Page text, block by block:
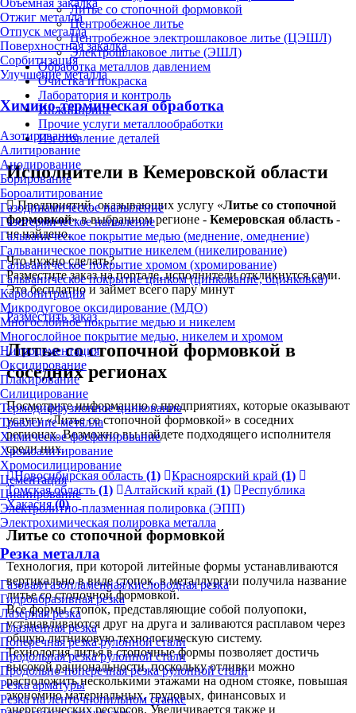
Отжиг металла
Отпуск металла
Поверхностная закалка
Сорбитизация
Улучшение металла
Химико-термическая обработка
Азотирование
Алитирование
Анодирование
Борирование
Бороалитирование
Газодинамическое напыление
Газотермическое напыление
Гальваническое покрытие медью (меднение, омеднение)
Гальваническое покрытие никелем (никелирование)
Гальваническое покрытие хромом (хромирование)
Гальваническое покрытие цинком (цинкование, оцинковка)
Карбонитрация
Микродуговое оксидирование (МДО)
Многослойное покрытие медью и никелем
Многослойное покрытие медью, никелем и хромом
Нитроцементация
Оксидирование
Плакирование
Силицирование
Термодиффузионное цинкование
Травление металла
Химическое фосфатирование
Хромоалитирование
Хромосилицирование
Цементация
Цианирование
Электролитно-плазменная полировка (ЭПП)
Электрохимическая полировка металла
Резка металла
Газовая/газопламенная/кислородная резка
Гидроабразивная резка
Лазерная резка
Плазменная резка
Поперечная резка рулонной стали
Продольная резка рулонной стали
Продольно-поперечная резка рулонной стали
Резка арматуры
Резка на ленточнопильном станке
Литье со стопочной формовкой
Центробежное литье
Центробежное электрошлаковое литье (ЦЭШЛ)
Электрошлаковое литье (ЭШЛ)
Обработка металлов давлением
Очистка и покраска
Лаборатория и контроль
Инжиниринг
Прочие услуги металлообработки
Изготовление деталей
Исполнители в Кемеровской области
Предприятий, оказывающих услугу «Литье со стопочной
формовкой» в выбранном регионе - Кемеровская область -
не найдено.
Что нужно сделать?
Разместите заказ на портале, исполнители откликнутся сами.
Это бесплатно и займет всего пару минут
Разместить заказ
Литье со стопочной формовкой в
соседних регионах
Посмотрите информацию о предприятиях, которые оказывают
услугу «Литье со стопочной формовкой» в соседних
регионах. Возможно вы найдете подходящего исполнителя
среди них.
Новосибирская область (1) Красноярский край (1)
Томская область (1) Алтайский край (1)
Республика
Хакасия(0)
Литье со стопочной формовкой
Технология, при которой литейные формы устанавливаются
вертикально в виде стопок, в металлургии получила название
литье со стопочной формовкой.
Все формы стопок, представляющие собой полуопоки,
устанавливаются друг на друга и заливаются расплавом через
общую литниковую технологическую систему.
Технология литья в стопочные формы позволяет достичь
высокой рациональности, поскольку отливки можно
расположить несколькими этажами на одном стояке, повышая
экономию материальных, трудовых, финансовых и
энергетических ресурсов. Увеличивается также и